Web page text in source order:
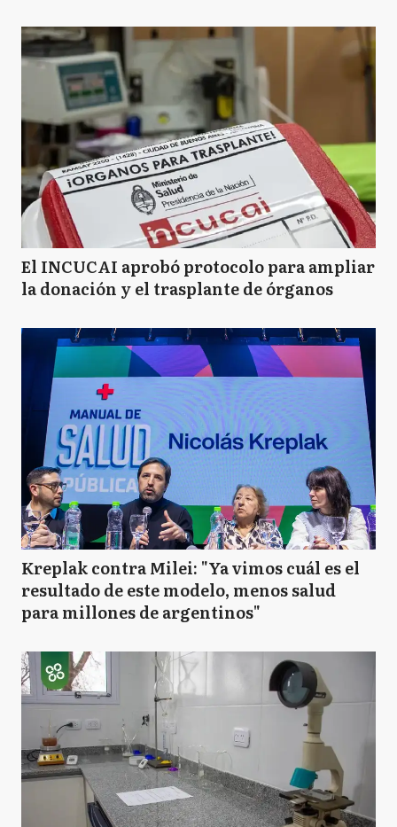
El INCUCAI aprobó protocolo para ampliar
la donación y el trasplante de órganos
Kreplak contra Milei: "Ya vimos cuál es el
resultado de este modelo, menos salud
para millones de argentinos"